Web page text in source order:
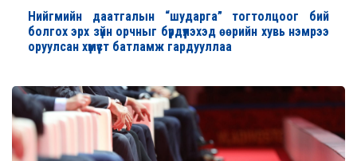
Нийгмийн даатгалын “шударга” тогтолцоог бий
болгох эрх зүйн орчныг бүрдүүлэхэд өөрийн хувь нэмрээ
оруулсан хүмүүст батламж гардууллаа